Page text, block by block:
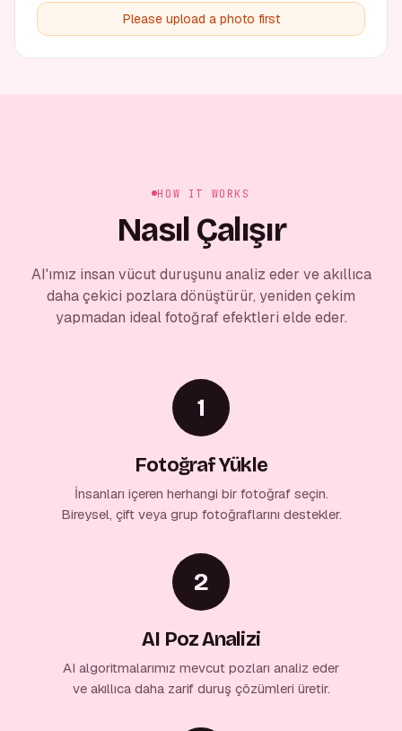
Please upload a photo first
HOW IT WORKS
Nasıl Çalışır
AI'ımız insan vücut duruşunu analiz eder ve akıllıca
daha çekici pozlara dönüştürür, yeniden çekim
yapmadan ideal fotoğraf efektleri elde eder.
1
Fotoğraf Yükle
İnsanları içeren herhangi bir fotoğraf seçin.
Bireysel, çift veya grup fotoğraflarını destekler.
2
AI Poz Analizi
AI algoritmalarımız mevcut pozları analiz eder
ve akıllıca daha zarif duruş çözümleri üretir.